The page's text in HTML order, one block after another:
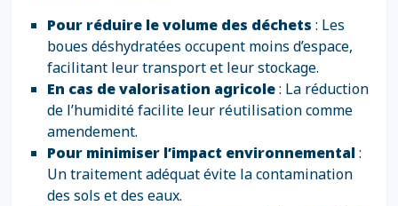
Pour réduire le volume des déchets : Les
boues déshydratées occupent moins d’espace,
facilitant leur transport et leur stockage.
En cas de valorisation agricole: La réduction
de l’humidité facilite leur réutilisation comme
amendement.
Pour minimiser l’impact environnemental:
Un traitement adéquat évite la contamination
des sols et des eaux.